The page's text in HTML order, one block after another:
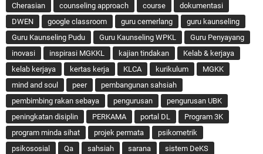
Cherasian
counseling approach course
dokumentasi
DWEN
google classroom guru cemerlang
guru kaunseling
Guru Kaunseling Pudu
Guru Kaunseling WPKL
Guru Penyayang
inovasi
inspirasi MGKKL kajian tindakan
Kelab & kerjaya
kelab kerjaya
kertas kerja KLCA kurikulum
MGKK
mind and soul
peer
pembangunan sahsiah
pembimbing rakan sebaya
pengurusan
pengurusan UBK
peningkatan disiplin
PERKAMA portal DL
Program 3K
program minda sihat
projek permata
psikometrik
psikososial
Qa sahsiah sarana
sistem DeKS